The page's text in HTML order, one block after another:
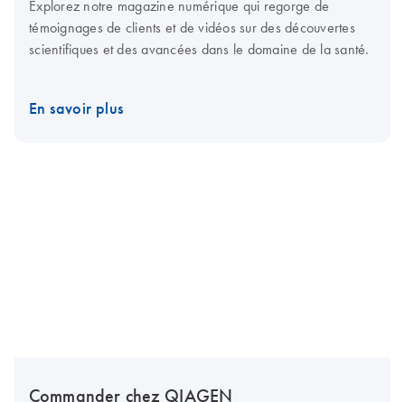
Explorez notre magazine numérique qui regorge de
témoignages de clients et de vidéos sur des découvertes
scientifiques et des avancées dans le domaine de la santé.
En savoir plus
Commander chez QIAGEN